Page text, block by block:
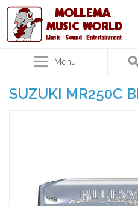
Menu
SUZUKI MR250C